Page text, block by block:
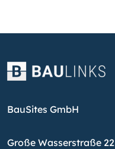
BauSites GmbH
Große Wasserstraße 22